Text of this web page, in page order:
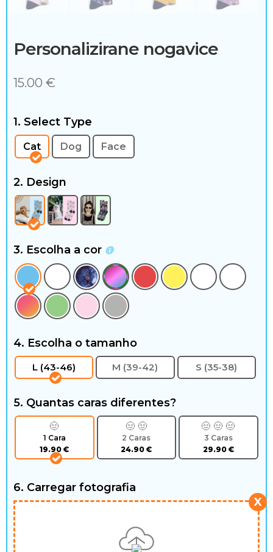
a
a
Personalizirane nogavice
15.00 €
1. Select Type
Cat Dog Face
2. Design
3. Escolha a cor
4. Escolha o tamanho
L (43-46) M (39-42) S (35-38)
5. Quantas caras diferentes?
1 Cara
19.90€
2 Caras
24.90€
3 Caras
29.90€
6. Carregar fotografia
X